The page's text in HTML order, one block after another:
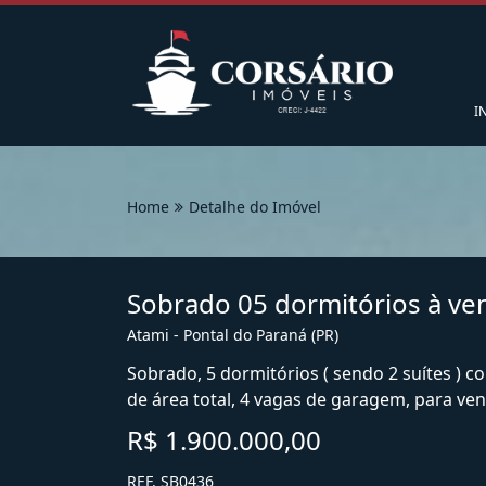
Home Detalhe do Imóvel
Sobrado 05 dormitórios à
Atami - Pontal do Paraná (PR)
Sobrado, 5 dormitórios ( sendo 2 suítes )
de área total, 4 vagas de garagem, para
R$ 1.900.000,00
REF. SB0436